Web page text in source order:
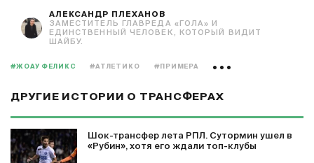
АЛЕКСАНДР ПЛЕХАНОВ
ЗАМЕСТИТЕЛЬ ГЛАВРЕДА «ГОЛА» И
ЕДИНСТВЕННЫЙ ЧЕЛОВЕК, КОТОРЫЙ ВИДИТ
ШАЙБУ.
#ЖОАУ ФЕЛИКС #АТЛЕТИКО #ПРИМЕРА
ДРУГИЕ ИСТОРИИ О ТРАНСФЕРАХ
Шок-трансфер лета РПЛ. Сутормин ушел в
«Рубин», хотя его ждали топ-клубы